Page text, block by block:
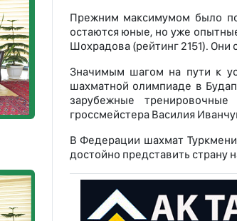
Прежним максимумом было
остаются юные, но уже
Шохрадова (рейтинг 2151).
Значимым шагом на пути к
шахматной олимпиаде в
зарубежные
гроссмейстера Василия
В Федерации шахмат
достойно представить